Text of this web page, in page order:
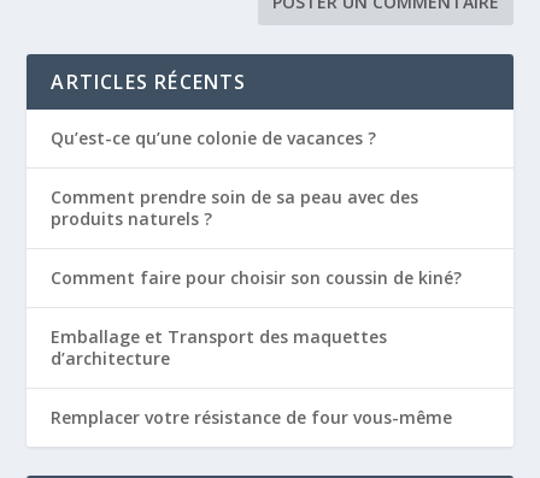
ARTICLES RÉCENTS
Qu’est-ce qu’une colonie de vacances ?
Comment prendre soin de sa peau avec des
produits naturels ?
Comment faire pour choisir son coussin de kiné?
Emballage et Transport des maquettes
d’architecture
Remplacer votre résistance de four vous-même